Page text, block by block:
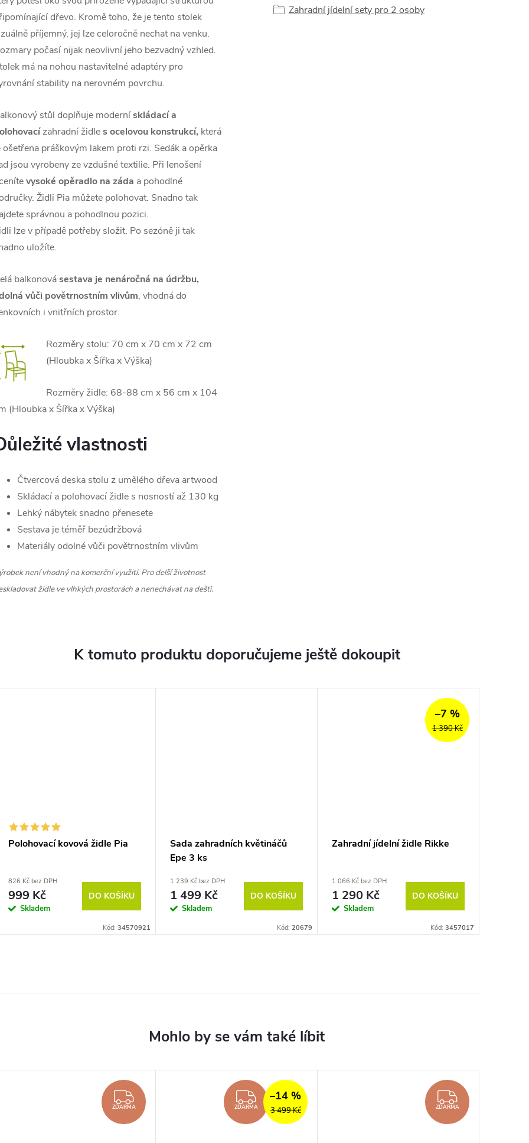
dřevo. Kromě toho, že je tento stolek
příjemný, jej lze celoročně nechat na venku.
počasí nijak neovlivní jeho bezvadný vzhled.
má na nohou nastavitelné adaptéry pro
stability na nerovném povrchu.
stůl doplňuje modernískládací a
zahradní židles ocelovou konstrukcí, která
ošetřena práškovým lakem proti rzi. Sedák a opěrka
jsou vyrobeny ze vzdušné textilie. Při lenošení
vysoké opěradlo na záda a pohodlné
Židli Pia můžete polohovat. Snadno tak
správnou a pohodlnou pozici.
lze v případě potřeby složit. Po sezóně ji tak
uložíte.
balkonovásestava je nenáročná na údržbu,
vůči povětrnostním vlivům, vhodná do
i vnitřních prostor.
Rozměry stolu: 70 cm x 70 cm x 72 cm
(Hloubka x Šířka x Výška)
Rozměry židle: 68-88 cm x 56 cm x 104
(Hloubka x Šířka x Výška)
vlastnosti
Čtvercová deska stolu z umělého dřeva artwood
Skládací a polohovací židle s nosností až 130 kg
Lehký nábytek snadno přenesete
Sestava je téměř bezúdržbová
Materiály odolné vůči povětrnostním vlivům
není vhodný na komerční využití. Pro delší životnost
židle ve vlhkých prostorách a nenechávat na dešti.
Zahradní jídelní sety pro 2 osoby
K tomuto produktu doporučujeme ještě dokoupit
Polohovací kovová židle Pia
826 Kč bez DPH
999 Kč
Skladem
DO KOŠÍKU
Kód: 34570921
Sada zahradních květináčů
Epe 3 ks
1 239 Kč bez DPH
1 499 Kč
Skladem
DO KOŠÍKU
Kód: 20679
1 390 Kč
–7 %
Zahradní jídelní židle Rikke
1 066 Kč bez DPH
1 290 Kč
Skladem
DO KOŠÍKU
Kód: 3457017
ZDARMA
ZDARMA
ZDARMA
ZDARMA 3 499 Kč
–14 % ZDARMA
ZDARMA